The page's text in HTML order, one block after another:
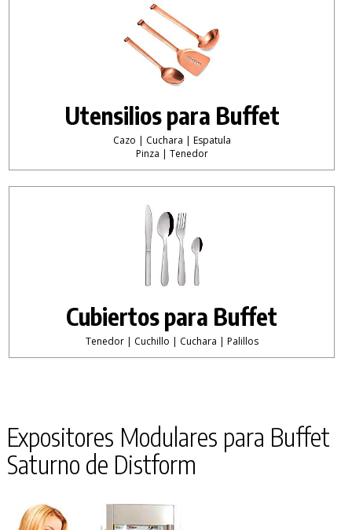
Utensilios para Buffet
Cazo | Cuchara | Espatula
Pinza | Tenedor
Cubiertos para Buffet
Tenedor | Cuchillo | Cuchara | Palillos
Expositores Modulares para Buffet
Saturno de Distform